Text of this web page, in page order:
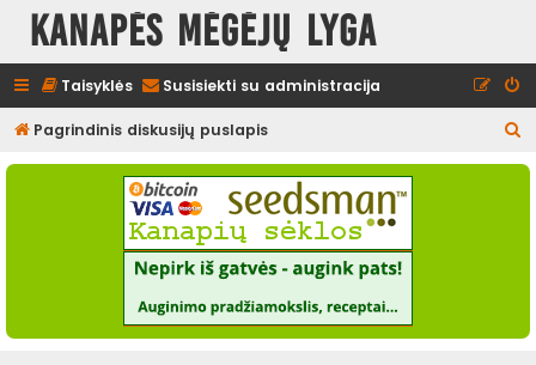
Kanapės mėgėjų lyga
Taisyklės Susisiekti su administracija
Pagrindinis diskusijų puslapis
e